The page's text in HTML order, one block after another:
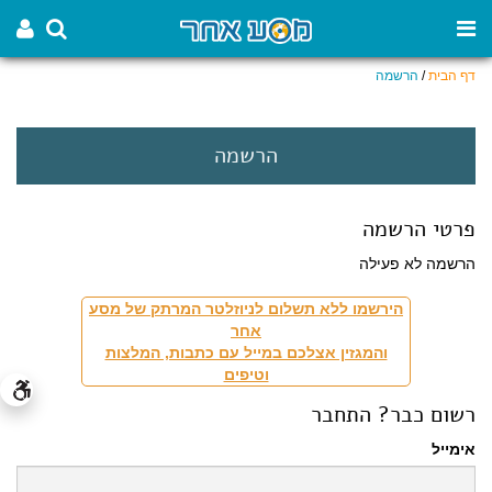
דף הבית/ הרשמה
הרשמה
פרטי הרשמה
הרשמה לא פעילה
הירשמו ללא תשלום לניוזלטר המרתק של מסע
אחר
והמגזין אצלכם במייל עם כתבות, המלצות
וטיפים
רשום כבר? התחבר
אימייל